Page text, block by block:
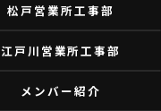
松戸営業所工事部
江戸川営業所工事部
メンバー紹介